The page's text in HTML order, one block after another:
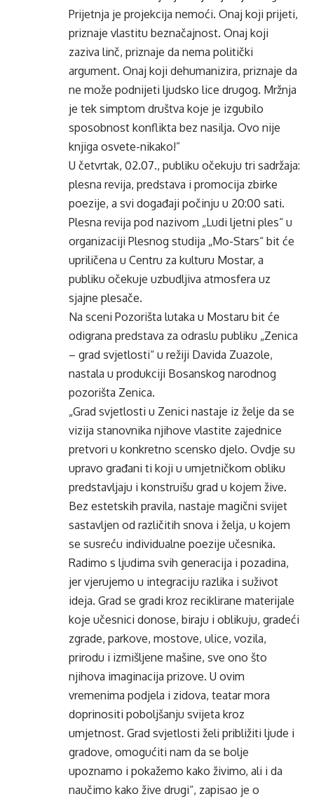
Prijetnja je projekcija nemoći. Onaj koji prijeti,
priznaje vlastitu beznačajnost. Onaj koji
zaziva linč, priznaje da nema politički
argument. Onaj koji dehumanizira, priznaje da
ne može podnijeti ljudsko lice drugog. Mržnja
je tek simptom društva koje je izgubilo
sposobnost konflikta bez nasilja. Ovo nije
knjiga osvete-nikako!”
U četvrtak, 02.07., publiku očekuju tri sadržaja:
plesna revija, predstava i promocija zbirke
poezije, a svi događaji počinju u 20:00 sati.
Plesna revija pod nazivom „Ludi ljetni ples“ u
organizaciji Plesnog studija „Mo-Stars“ bit će
upriličena u Centru za kulturu Mostar, a
publiku očekuje uzbudljiva atmosfera uz
sjajne plesače.
Na sceni Pozorišta lutaka u Mostaru bit će
odigrana predstava za odraslu publiku „Zenica
– grad svjetlosti“ u režiji Davida Zuazole,
nastala u produkciji Bosanskog narodnog
pozorišta Zenica.
„Grad svjetlosti u Zenici nastaje iz želje da se
vizija stanovnika njihove vlastite zajednice
pretvori u konkretno scensko djelo. Ovdje su
upravo građani ti koji u umjetničkom obliku
predstavljaju i konstruišu grad u kojem žive.
Bez estetskih pravila, nastaje magični svijet
sastavljen od različitih snova i želja, u kojem
se susreću individualne poezije učesnika.
Radimo s ljudima svih generacija i pozadina,
jer vjerujemo u integraciju razlika i suživot
ideja. Grad se gradi kroz reciklirane materijale
koje učesnici donose, biraju i oblikuju, gradeći
zgrade, parkove, mostove, ulice, vozila,
prirodu i izmišljene mašine, sve ono što
njihova imaginacija prizove. U ovim
vremenima podjela i zidova, teatar mora
doprinositi poboljšanju svijeta kroz
umjetnost. Grad svjetlosti želi približiti ljude i
gradove, omogućiti nam da se bolje
upoznamo i pokažemo kako živimo, ali i da
naučimo kako žive drugi“, zapisao je o